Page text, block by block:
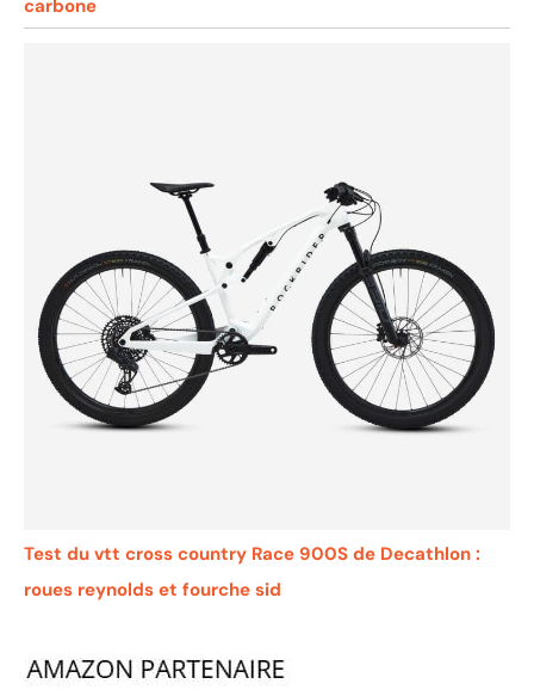
carbone
Test du vtt cross country Race 900S de Decathlon :
roues reynolds et fourche sid